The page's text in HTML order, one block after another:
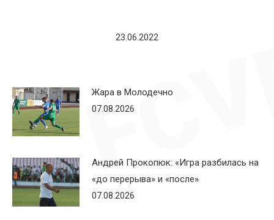
23.06.2022
Жара в Молодечно
07.08.2026
Андрей Прокопюк: «Игра разбилась на
«до перерыва» и «после»
07.08.2026